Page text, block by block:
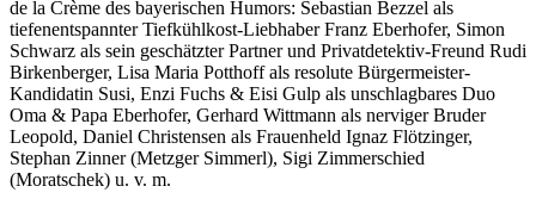
de la Crème des bayerischen Humors: Sebastian Bezzel als
tiefenentspannter Tiefkühlkost-Liebhaber Franz Eberhofer, Simon
Schwarz als sein geschätzter Partner und Privatdetektiv-Freund Rudi
Birkenberger, Lisa Maria Potthoff als resolute Bürgermeister-
Kandidatin Susi, Enzi Fuchs & Eisi Gulp als unschlagbares Duo
Oma & Papa Eberhofer, Gerhard Wittmann als nerviger Bruder
Leopold, Daniel Christensen als Frauenheld Ignaz Flötzinger,
Stephan Zinner (Metzger Simmerl), Sigi Zimmerschied
(Moratschek) u. v. m.